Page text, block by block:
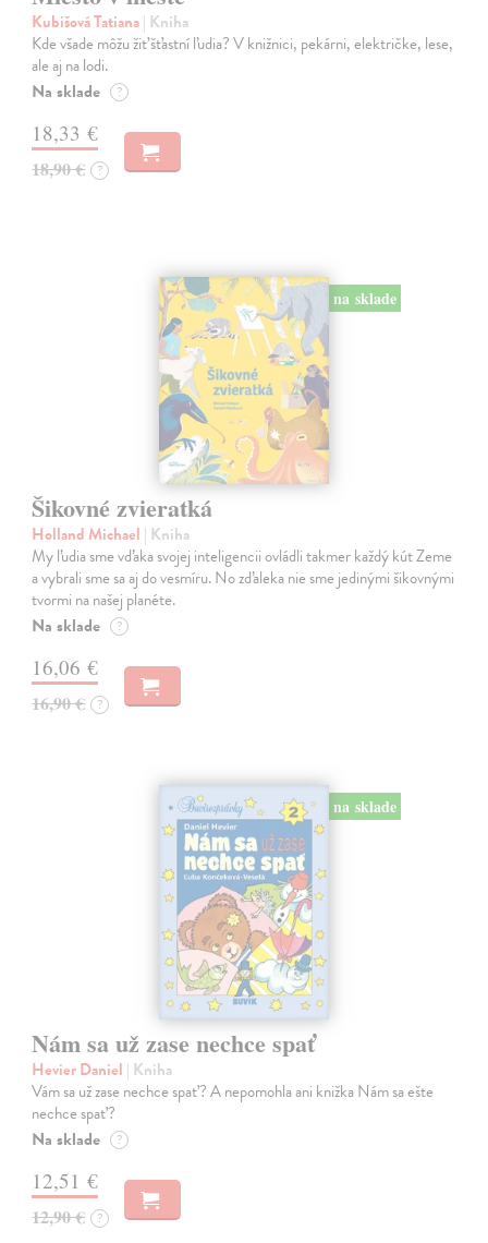
Kubišová Tatiana| Kniha
Kde všade môžu žiť šťastní ľudia? V knižnici, pekárni, električke, lese,
ale aj na lodi.
Na sklade ?
18,33 €
18,90 € ?
na sklade
Šikovné zvieratká
Holland Michael | Kniha
My ľudia sme vďaka svojej inteligencii ovládli takmer každý kút Zeme
a vybrali sme sa aj do vesmíru. No zďaleka nie sme jedinými šikovnými
tvormi na našej planéte.
Na sklade ?
16,06 €
16,90 € ?
na sklade
Nám sa už zase nechce spať
Hevier Daniel | Kniha
Vám sa už zase nechce spať? A nepomohla ani knižka Nám sa ešte
nechce spať?
Na sklade ?
12,51 €
12,90 € ?